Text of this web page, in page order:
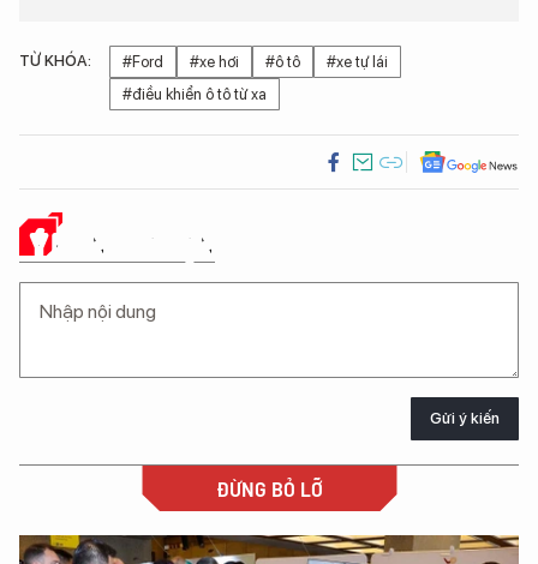
TỪ KHÓA: #Ford #xe hơi #ô tô
#xe tự lái
#điều khiển ô tô từ xa
Ý KIẾN CỦA BẠN
Gửi ý kiến
ĐỪNG BỎ LỠ